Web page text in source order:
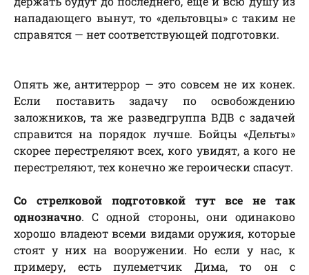
нападающего вынут, то «дельтовцы» с таким не
справятся — нет соответствующей подготовки.
Опять же, антитеррор — это совсем не их конек.
Если поставить задачу по освобождению
заложников, та же разведгруппа ВДВ с задачей
справится на порядок лучше. Бойцы «Дельты»
скорее перестреляют всех, кого увидят, а кого не
перестреляют, тех конечно же героически спасут.
Со стрелковой подготовкой тут все не так
однозначно. С одной стороны, они одинаково
хорошо владеют всеми видами оружия, которые
стоят у них на вооружении. Но если у нас, к
примеру, есть пулеметчик Дима, то он с